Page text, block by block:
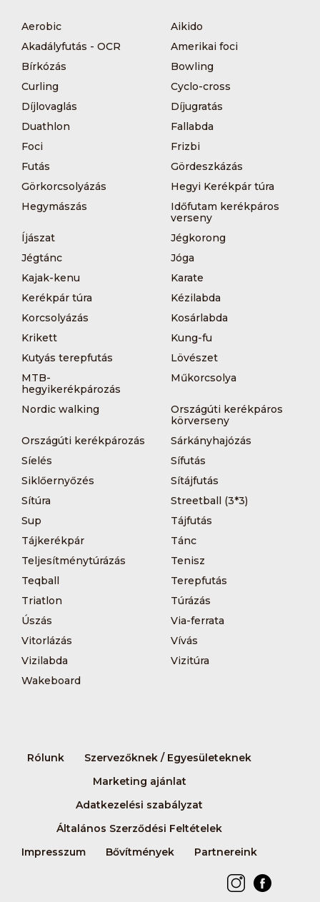
Aerobic
Aikido
Akadályfutás - OCR
Amerikai foci
Bírkózás
Bowling
Curling
Cyclo-cross
Díjlovaglás
Díjugratás
Duathlon
Fallabda
Foci
Frizbi
Futás
Gördeszkázás
Görkorcsolyázás
Hegyi Kerékpár túra
Hegymászás
Időfutam kerékpáros
verseny
Íjászat
Jégkorong
Jégtánc
Jóga
Kajak-kenu
Karate
Kerékpár túra
Kézilabda
Korcsolyázás
Kosárlabda
Krikett
Kung-fu
Kutyás terepfutás
Lövészet
MTB-
hegyikerékpározás
Műkorcsolya
Nordic walking
Országúti kerékpáros
körverseny
Országúti kerékpározás
Sárkányhajózás
Síelés
Sífutás
Siklőernyőzés
Sítájfutás
Sítúra
Streetball (3*3)
Sup
Tájfutás
Tájkerékpár
Tánc
Teljesítménytúrázás
Tenisz
Teqball
Terepfutás
Triatlon
Túrázás
Úszás
Via-ferrata
Vitorlázás
Vívás
Vizilabda
Vizitúra
Wakeboard
Rólunk
Szervezőknek / Egyesületeknek
Marketing ajánlat
Adatkezelési szabályzat
Általános Szerződési Feltételek
Impresszum
Bővítmények Partnereink